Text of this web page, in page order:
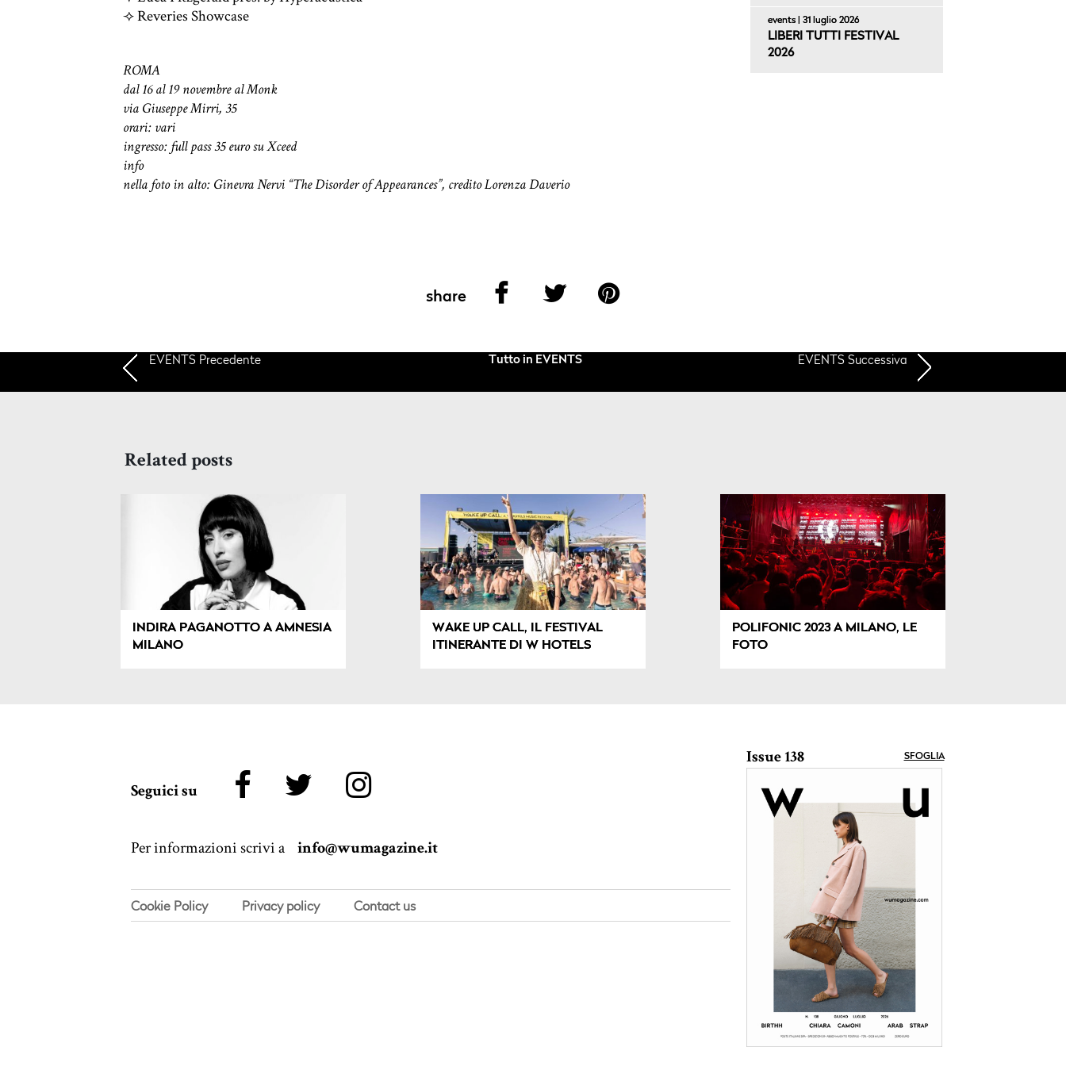
⟢ Reveries Showcase
ROMA
dal 16 al 19 novembre alMonk
via Giuseppe Mirri, 35
orari: vari
ingresso: full pass 35 euro su Xceed
info
nella foto in alto: Ginevra Nervi “The Disorder of Appearances”, credito Lorenza Daverio
events | 31 luglio 2026
LIBERI TUTTI FESTIVAL
2026
share
EVENTS Precedente Tutto in EVENTS EVENTS Successiva
Related posts
INDIRA PAGANOTTO A AMNESIA
MILANO
WAKE UP CALL, IL FESTIVAL
ITINERANTE DI W HOTELS
POLIFONIC 2023 A MILANO, LE
FOTO
Seguici su
Per informazioni scrivi a info@wumagazine.it
Cookie Policy Privacy policy Contact us
Issue 138 SFOGLIA